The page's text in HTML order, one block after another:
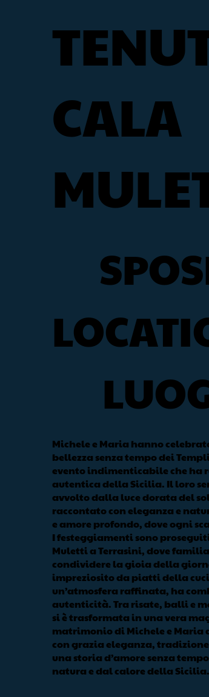
CALA
Michele e Maria hanno
bellezza senza tempo dei
evento indimenticabile che ha
autentica della Sicilia. Il loro
avvolto dalla luce dorata del
raccontato con eleganza e
e amore profondo, dove ogni
I festeggiamenti sono
Muletti a Terrasini, dove
condividere la gioia della
impreziosito da piatti della
un’atmosfera raffinata, ha
autenticità. Tra risate, balli e
si è trasformata in una vera
matrimonio di Michele e Maria
con grazia eleganza,
una storia d’amore senza
natura e dal calore della Sicilia.